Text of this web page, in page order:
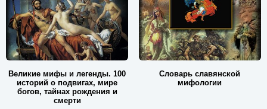
Великие мифы и легенды. 100
историй о подвигах, мире
богов, тайнах рождения и
смерти
Словарь славянской
мифологии